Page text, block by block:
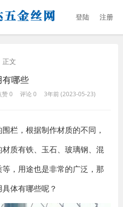
登陆 注册
正文
哪些
赞 0 评论 0 3年前 (2023-05-23)
栏，根据制作材质的不同，
质有铁、玉石、玻璃钢、混
，用途也是非常的广泛，那
体有哪些呢？